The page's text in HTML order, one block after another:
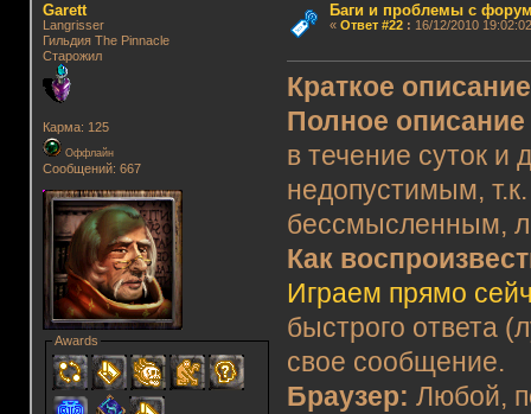
Garett
Langrisser
Гильдия The Pinnacle
Старожил
Карма: 125
Оффлайн
Сообщений: 667
Awards
Баги и проблемы с
« Ответ #22: 16/12/2010
Краткое
Полное
в течение суток и
недопустимым,
бессмысленным,
Как
Играем прямо
быстрого ответа
свое сообщение.
Браузер:Любой,